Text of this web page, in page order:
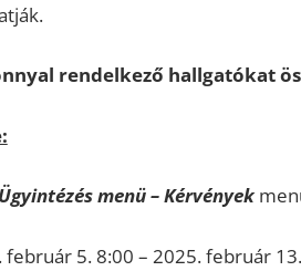
rendelkező hallgatókat
menü – Kérvények
február 5. 8:00 – 2025. február